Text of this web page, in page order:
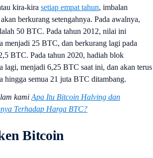
kira-kira setiap empat tahun, imbalan
berkurang setengahnya. Pada awalnya,
50 BTC. Pada tahun 2012, nilai ini
menjadi 25 BTC, dan berkurang lagi pada
BTC. Pada tahun 2020, hadiah blok
lagi, menjadi 6,25 BTC saat ini, dan akan terus
hingga semua 21 juta BTC ditambang.
kami Apa Itu Bitcoin Halving dan
Terhadap Harga BTC?
Bitcoin